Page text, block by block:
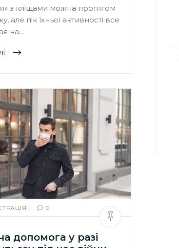
з кліщами можна протягом
але пік їхньої активності все
на…
| 0
допомога у разі